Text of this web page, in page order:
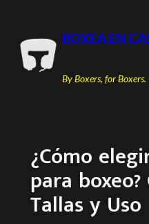
contenido
BOXEA EN
By Boxers, for Boxers.
¿Cómo
para
Tallas y Uso